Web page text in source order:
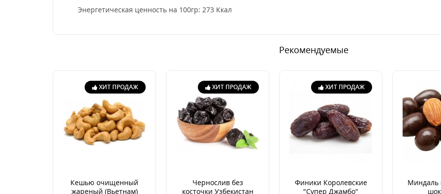
Энергетическая ценность на 100гр: 273 Ккал
Рекомендуемые
ХИТ ПРОДАЖ
Кешью очищенный
жареный (Вьетнам)
ХИТ ПРОДАЖ
Чернослив без
косточки Узбекистан
ХИТ ПРОДАЖ
Финики Королевские
"Супер Джамбо"
Миндаль